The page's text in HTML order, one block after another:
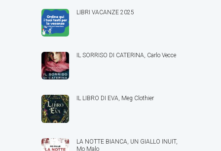
LIBRI VACANZE 2025
IL SORRISO DI CATERINA, Carlo Vecce
IL LIBRO DI EVA, Meg Clothier
LA NOTTE BIANCA, UN GIALLO INUIT,
Mo Malo